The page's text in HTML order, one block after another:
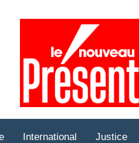
International Justice